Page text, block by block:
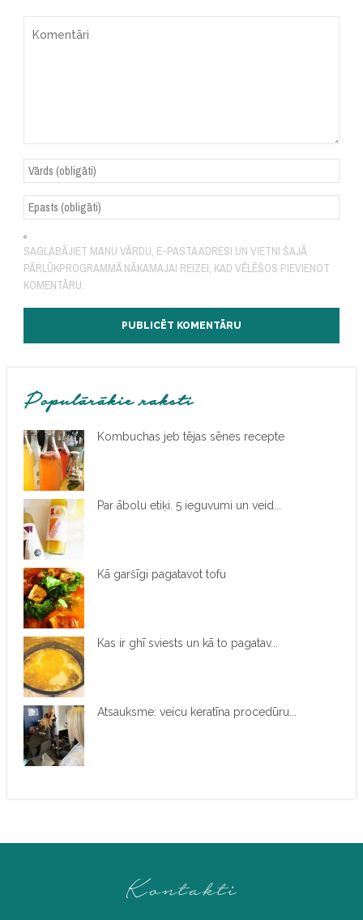
SAGLABĀJIET MANU VĀRDU, E-PASTA ADRESI UN VIETNI ŠAJĀ
PĀRLŪKPROGRAMMĀ NĀKAMAJAI REIZEI, KAD VĒLĒŠOS PIEVIENOT
KOMENTĀRU.
Populārākie raksti
Kombuchas jeb tējas sēnes recepte
Par ābolu etiķi. 5 ieguvumi un veid...
Kā garšīgi pagatavot tofu
Kas ir ghī sviests un kā to pagatav...
Atsauksme: veicu keratīna procedūru...
Kontakti